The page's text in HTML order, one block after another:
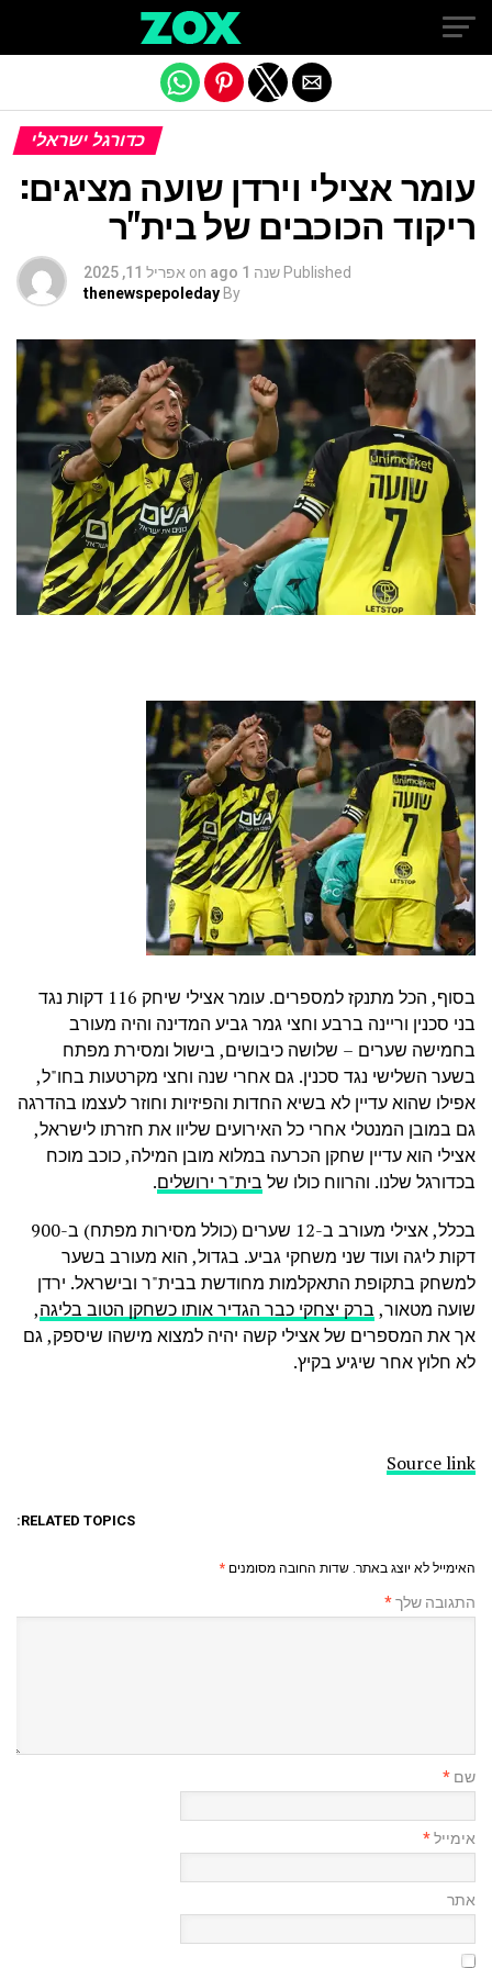
כדורגל ישראלי
עומר אצילי וירדן שועה מציגים:
ריקוד הכוכבים של בית"ר
Published שנה 1 ago on אפריל 11, 2025
By
thenewspepoleday
בסוף, הכל מתנקז למספרים. עומר אצילי שיחק 116 דקות נגד
בני סכנין וריינה ברבע וחצי גמר גביע המדינה והיה מעורב
בחמישה שערים – שלושה כיבושים, בישול ומסירת מפתח
בשער השלישי נגד סכנין. גם אחרי שנה וחצי מקרטעות בחו"ל,
אפילו שהוא עדיין לא בשיא החדות והפיזיות וחוזר לעצמו בהדרגה
גם במובן המנטלי אחרי כל האירועים שליוו את חזרתו לישראל,
אצילי הוא עדיין שחקן הכרעה במלוא מובן המילה, כוכב מוכח
בכדורגל שלנו. והרווח כולו של בית"ר ירושלים.
בכלל, אצילי מעורב ב-12 שערים (כולל מסירות מפתח) ב-900
דקות ליגה ועוד שני משחקי גביע. בגדול, הוא מעורב בשער
למשחק בתקופת התאקלמות מחודשת בבית"ר ובישראל. ירדן
שועה מטאור, ברק יצחקי כבר הגדיר אותו כשחקן הטוב בליגה,
אך את המספרים של אצילי קשה יהיה למצוא מישהו שיספק, גם
לא חלוץ אחר שיגיע בקיץ.
Source link
RELATED TOPICS:
האימייל לא יוצג באתר. שדות החובה מסומנים *
התגובה שלך*
שם *
אימייל*
אתר
Exit mobile version